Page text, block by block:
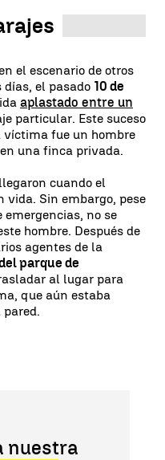
el escenario de otros
el pasado 10 de
aplastado entre un
particular. Este suceso
víctima fue un hombre
una finca privada.
llegaron cuando el
vida. Sin embargo, pese
emergencias, no se
hombre. Después de
agentes de la
parque de
al lugar para
que aún estaba
nuestra